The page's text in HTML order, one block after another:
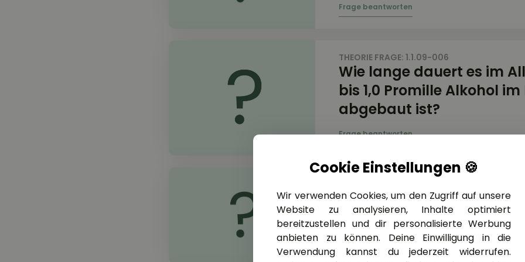
THEORIE FRAGE: 1.1.09-006
Wie lange dauert es im
bis 1,0 Promille Alkohol
abgebaut ist?
Was kann die
Wirkung von Alkohol
Cookie Einstellungen 🍪
Wir verwenden Cookies, um den Zugriff auf unsere
Website zu analysieren, Inhalte optimiert
bereitzustellen und dir personalisierte Werbung
anbieten zu können. Deine Einwilligung in die
Verwendung kannst du jederzeit widerrufen.